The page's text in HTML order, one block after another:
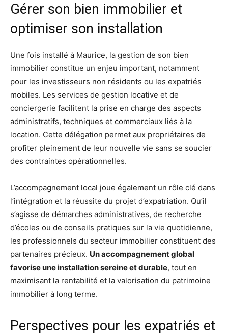
Gérer son bien immobilier et
optimiser son installation
Une fois installé à Maurice, la gestion de son bien
immobilier constitue un enjeu important, notamment
pour les investisseurs non résidents ou les expatriés
mobiles. Les services de gestion locative et de
conciergerie facilitent la prise en charge des aspects
administratifs, techniques et commerciaux liés à la
location. Cette délégation permet aux propriétaires de
profiter pleinement de leur nouvelle vie sans se soucier
des contraintes opérationnelles.
L’accompagnement local joue également un rôle clé dans
l’intégration et la réussite du projet d’expatriation. Qu’il
s’agisse de démarches administratives, de recherche
d’écoles ou de conseils pratiques sur la vie quotidienne,
les professionnels du secteur immobilier constituent des
partenaires précieux. Un accompagnement global
favorise une installation sereine et durable, tout en
maximisant la rentabilité et la valorisation du patrimoine
immobilier à long terme.
Perspectives pour les expatriés et